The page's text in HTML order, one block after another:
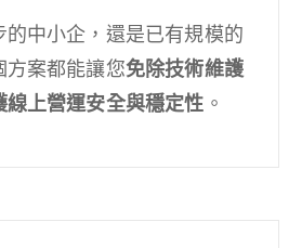
中小企，還是已有規模的
案都能讓您免除技術維護
上營運安全與穩定性 。